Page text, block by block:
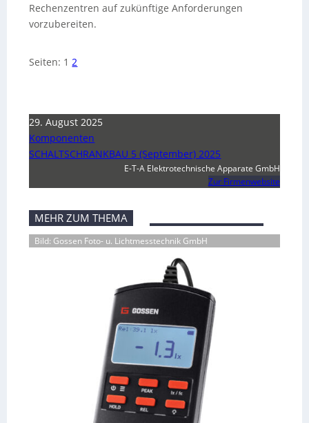
Rechenzentren auf zukünftige Anforderungen
vorzubereiten.
Seiten: 1 2
29. August 2025
Komponenten
SCHALTSCHRANKBAU 5 (September) 2025
E-T-A Elektrotechnische Apparate GmbH
Zur Firmenwebsite
MEHR ZUM THEMA
Bild: Gossen Foto- u. Lichtmesstechnik GmbH